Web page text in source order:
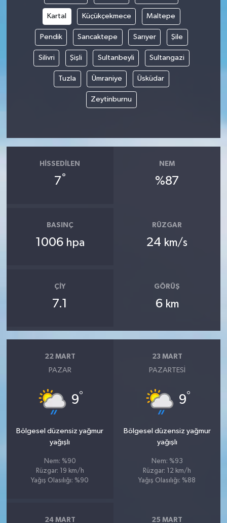
Kartal Küçükçekmece Maltepe
Pendik Sancaktepe Sarıyer Şile
Silivri Şişli Sultanbeyli Sultangazi
Tuzla Ümraniye Üsküdar
Zeytinburnu
HISSEDILEN
7°
NEM
%87
BASINÇ
1006 hpa
RÜZGAR
24 km/s
ÇIY
7.1
GÖRÜŞ
6 km
22 MART
PAZAR
9°
Bölgesel düzensiz yağmur
yağışlı
Nem: %90
Rüzgar: 19 km/h
Yağış Olasılığı: %90
23 MART
PAZARTESI
9°
Bölgesel düzensiz yağmur
yağışlı
Nem: %93
Rüzgar: 12 km/h
Yağış Olasılığı: %88
24 MART 25 MART